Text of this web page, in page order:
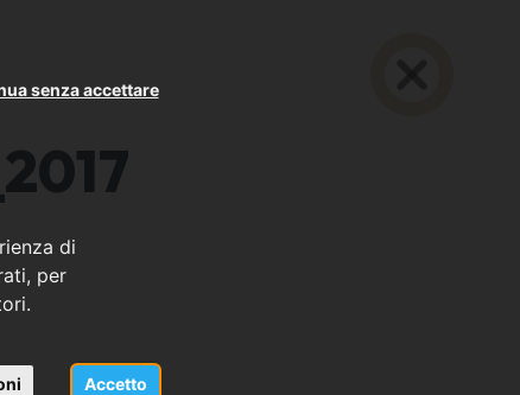
di
per
Accetto
senza accettare